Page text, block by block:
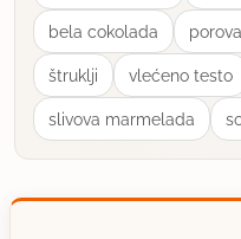
bela cokolada
štruklji vlećeno testo
slivova marmelada